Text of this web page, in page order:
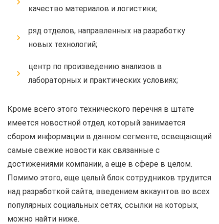
качество материалов и логистики;
ряд отделов, направленных на разработку
новых технологий;
центр по произведению анализов в
лабораторных и практических условиях;
Кроме всего этого технического перечня в штате
имеется новостной отдел, который занимается
сбором информации в данном сегменте, освещающий
самые свежие новости как связанные с
достижениями компании, а еще в сфере в целом.
Помимо этого, еще целый блок сотрудников трудится
над разработкой сайта, введением аккаунтов во всех
популярных социальных сетях, ссылки на которых,
можно найти ниже.